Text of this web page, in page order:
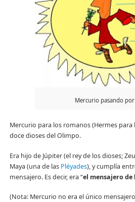
Mercurio pasando por
Mercurio para los romanos (Hermes
doce dioses del Olimpo.
Era hijo de Júpiter (el rey de los dioses;
Maya (una de las Pléyades), y cumplía
mensajero. Es decir, era “el mensajero de
(Nota: Mercurio no era el único